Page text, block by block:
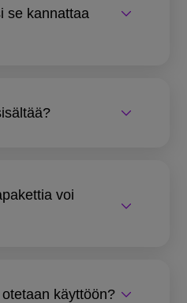
se kannattaa
voi
käyttöön?